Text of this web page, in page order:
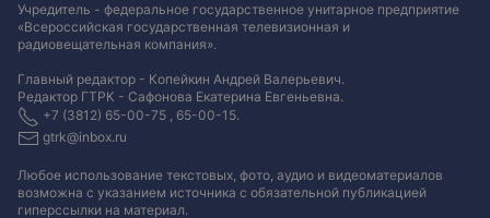
Учредитель - федеральное государственное унитарное предприятие
«Всероссийская государственная телевизионная и
радиовещательная компания».
Главный редактор - Копейкин Андрей Валерьевич.
Редактор ГТРК - Сафонова Екатерина Евгеньевна.
+7 (3812) 65-00-75 , 65-00-15.
gtrk@inbox.ru
Любое использование текстовых, фото, аудио и видеоматериалов
возможна с указанием источника с обязательной публикацией
гиперссылки на материал.